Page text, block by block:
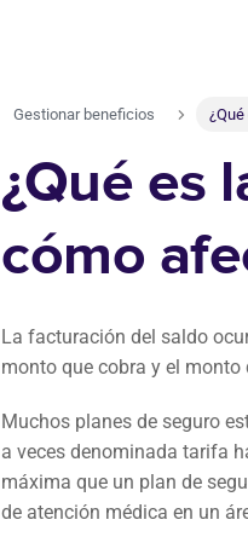
Gestionar beneficios
¿Qué es
cómo
La facturación del saldo
monto que cobra y el monto
Muchos planes de seguro
a veces denominada tarifa
máxima que un plan de
de atención médica en un